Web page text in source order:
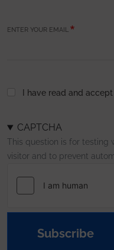
ENTER YOUR EMAIL
I have read and
CAPTCHA
This question is for testing
visitor and to prevent
Subscribe